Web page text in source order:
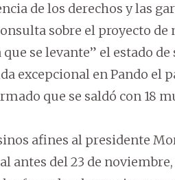
de los derechos y las
sobre el proyecto de
se levante” el estado de
excepcional en Pando el
que se saldó con 18
afines al presidente
antes del 23 de noviembre,